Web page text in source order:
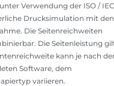
Verwendung der ISO / IEC
Drucksimulation mit den
Die Seitenreichweiten
Die Seitenleistung
kann je nach
Software, dem
variieren.